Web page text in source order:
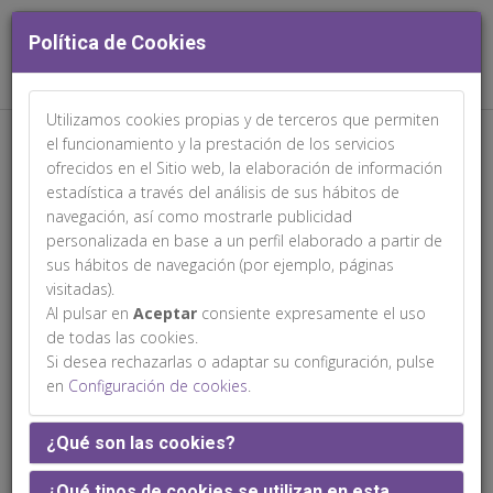
Política de Cookies
Utilizamos cookies propias y de terceros que permiten
el funcionamiento y la prestación de los servicios
ofrecidos en el Sitio web, la elaboración de información
estadística a través del análisis de sus hábitos de
navegación, así como mostrarle publicidad
personalizada en base a un perfil elaborado a partir de
sus hábitos de navegación (por ejemplo, páginas
visitadas).
Al pulsar en Aceptar consiente expresamente el uso
de todas las cookies.
Si desea rechazarlas o adaptar su configuración, pulse
en Configuración de cookies.
¿Qué son las cookies?
Web patrocinada por:
Comités